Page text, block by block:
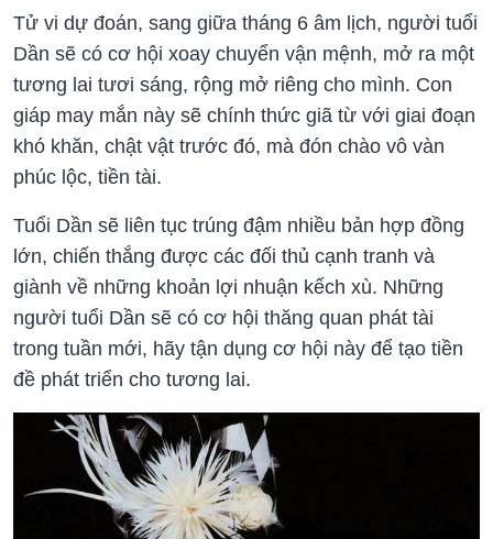
Tử vi dự đoán, sang giữa tháng 6 âm lịch, người tuổi
Dần sẽ có cơ hội xoay chuyển vận mệnh, mở ra một
tương lai tươi sáng, rộng mở riêng cho mình. Con
giáp may mắn này sẽ chính thức giã từ với giai đoạn
khó khăn, chật vật trước đó, mà đón chào vô vàn
phúc lộc, tiền tài.
Tuổi Dần sẽ liên tục trúng đậm nhiều bản hợp đồng
lớn, chiến thắng được các đối thủ cạnh tranh và
giành về những khoản lợi nhuận kếch xù. Những
người tuổi Dần sẽ có cơ hội thăng quan phát tài
trong tuần mới, hãy tận dụng cơ hội này để tạo tiền
đề phát triển cho tương lai.